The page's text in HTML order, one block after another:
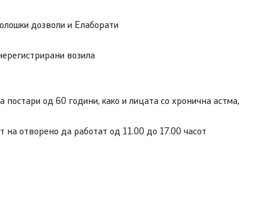
дозволи и Елаборати
возила
од 60 години, како и лицата со хронична астма,
на отворено да работат од 11.00 до 17.00 часот